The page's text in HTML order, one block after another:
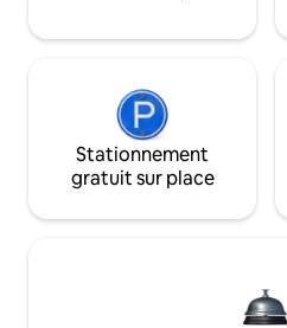
Stationnement
gratuit sur place